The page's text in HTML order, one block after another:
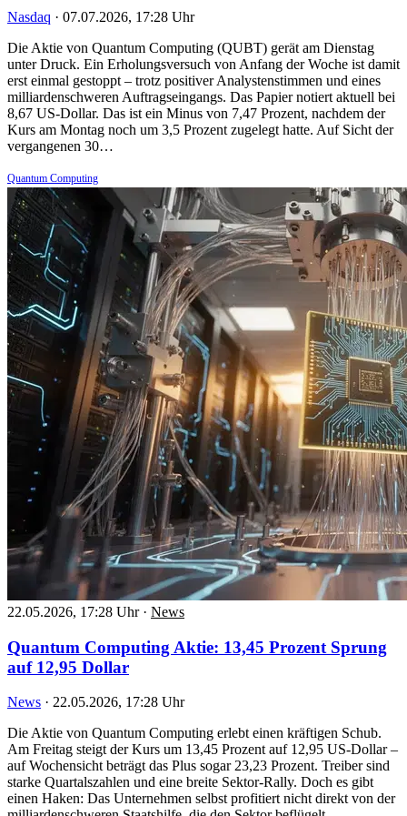
Nasdaq · 07.07.2026, 17:28 Uhr
Die Aktie von Quantum Computing (QUBT) gerät am Dienstag
unter Druck. Ein Erholungsversuch von Anfang der Woche ist damit
erst einmal gestoppt – trotz positiver Analystenstimmen und eines
milliardenschweren Auftragseingangs. Das Papier notiert aktuell bei
8,67 US-Dollar. Das ist ein Minus von 7,47 Prozent, nachdem der
Kurs am Montag noch um 3,5 Prozent zugelegt hatte. Auf Sicht der
vergangenen 30…
Quantum Computing
22.05.2026, 17:28 Uhr · News
Quantum Computing Aktie: 13,45 Prozent Sprung
auf 12,95 Dollar
News · 22.05.2026, 17:28 Uhr
Die Aktie von Quantum Computing erlebt einen kräftigen Schub.
Am Freitag steigt der Kurs um 13,45 Prozent auf 12,95 US-Dollar –
auf Wochensicht beträgt das Plus sogar 23,23 Prozent. Treiber sind
starke Quartalszahlen und eine breite Sektor-Rally. Doch es gibt
einen Haken: Das Unternehmen selbst profitiert nicht direkt von der